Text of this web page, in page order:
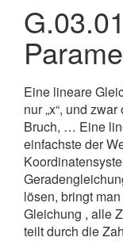
Eine lineare
nur „x“, und
Bruch, … Eine
einfachste der
lösen, bringt
Gleichung , alle
teilt durch die